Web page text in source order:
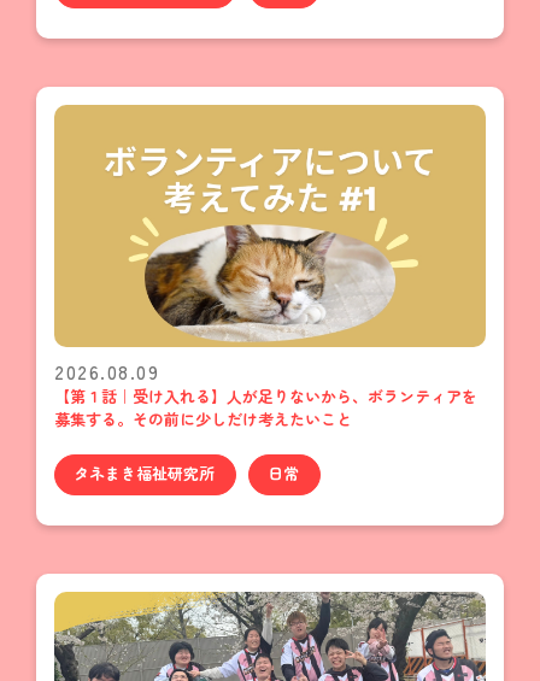
2026.08.09
【第１話｜受け入れる】人が足りないから、ボランティアを
募集する。その前に少しだけ考えたいこと
タネまき福祉研究所 日常